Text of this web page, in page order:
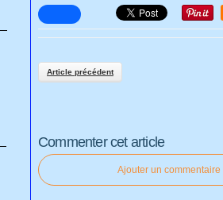
Article précédent
Commenter cet article
Ajouter un commentaire